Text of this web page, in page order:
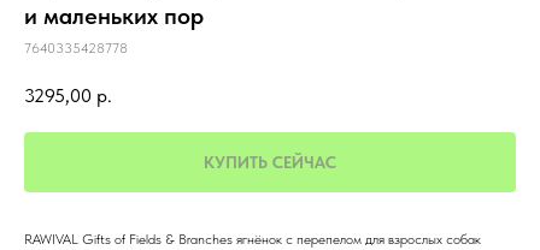
и маленьких пор
7640335428778
3295,00 р.
КУПИТЬ СЕЙЧАС
RAWIVAL Gifts of Fields & Branches ягнёнок с перепелом для взрослых собак